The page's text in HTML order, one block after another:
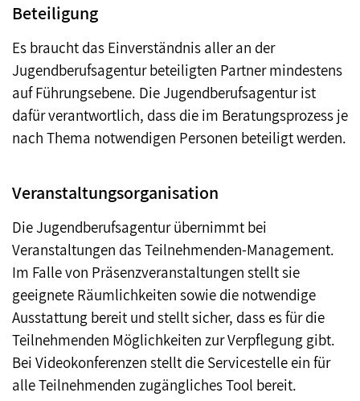
Beteiligung
Es braucht das Einverständnis aller an der
Jugendberufsagentur beteiligten Partner mindestens
auf Führungsebene. Die Jugendberufsagentur ist
dafür verantwortlich, dass die im Beratungsprozess je
nach Thema notwendigen Personen beteiligt werden.
Veranstaltungsorganisation
Die Jugendberufsagentur übernimmt bei
Veranstaltungen das Teilnehmenden-Management.
Im Falle von Präsenzveranstaltungen stellt sie
geeignete Räumlichkeiten sowie die notwendige
Ausstattung bereit und stellt sicher, dass es für die
Teilnehmenden Möglichkeiten zur Verpflegung gibt.
Bei Videokonferenzen stellt die Servicestelle ein für
alle Teilnehmenden zugängliches Tool bereit.